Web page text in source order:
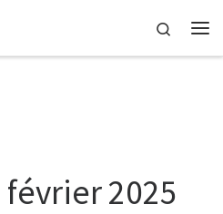
Search
février 2025